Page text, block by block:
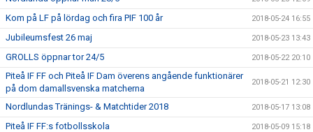
Kom på LF på lördag och fira PIF 100 år 2018-05-24 16:55
Jubileumsfest 26 maj 2018-05-23 13:43
GROLLS öppnar tor 24/5 2018-05-22 20:10
Piteå IF FF och Piteå IF Dam överens angående funktionärer
på dom damallsvenska matcherna
2018-05-21 12:30
Nordlundas Tränings- & Matchtider 2018 2018-05-17 13:08
Piteå IF FF:s fotbollsskola 2018-05-09 15:18